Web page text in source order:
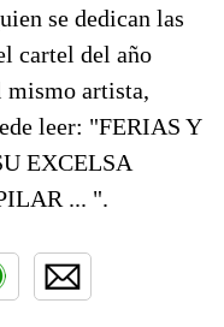
se dedican las
cartel del año
mismo artista,
leer: "FERIAS Y
EXCELSA
... ".